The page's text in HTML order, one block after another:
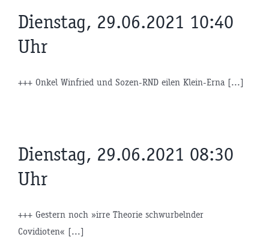
Dienstag, 29.06.2021 10:40
Uhr
+++ Onkel Winfried und Sozen-RND eilen Klein-Erna [...]
Dienstag, 29.06.2021 08:30
Uhr
+++ Gestern noch »irre Theorie schwurbelnder
Covidioten« [...]